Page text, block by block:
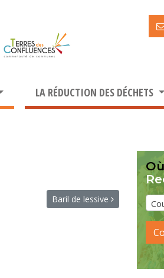
LA RÉDUCTION DES DÉCHETS
Baril de lessive